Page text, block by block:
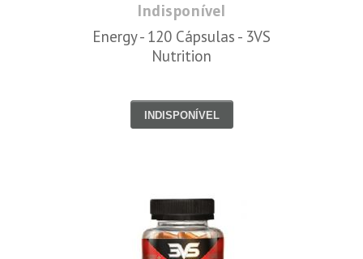
Indisponível
Energy - 120 Cápsulas - 3VS
Nutrition
INDISPONÍVEL